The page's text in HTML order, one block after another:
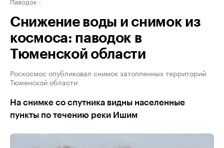
Снижение воды и снимок из
космоса: паводок в
Тюменской области
Роскосмос опубликовал снимок затопленных территорий
Тюменской области
На снимке со спутника видны населенные
пункты по течению реки Ишим